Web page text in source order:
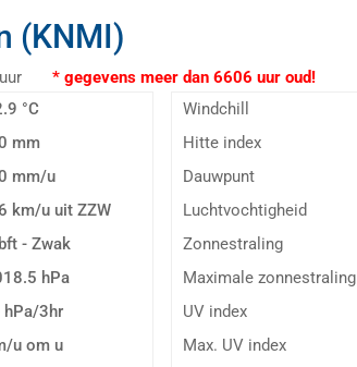
(KNMI)
* gegevens meer dan 6606 uur oud!
°C
mm
mm/u
km/u uit ZZW
- Zwak
hPa
hPa/3hr
u om u
Windchill
Hitte index
Dauwpunt
Luchtvochtigheid
Zonnestraling
Maximale zonnestraling
UV index
Max. UV index